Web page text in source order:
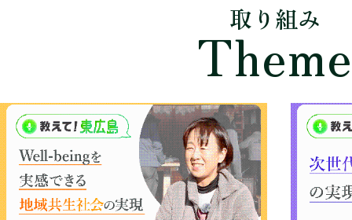
取り組み
Theme